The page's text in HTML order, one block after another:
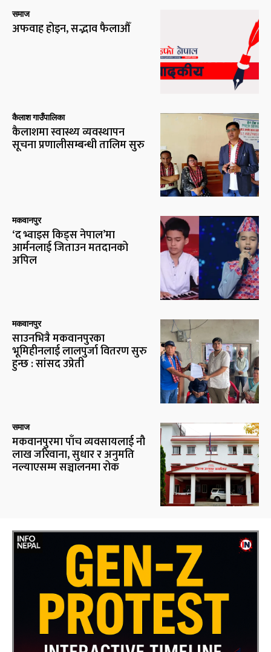
समाज
अफवाह होइन, सद्भाव फैलाऔँ
कैलाश गाउँपालिका
कैलाशमा स्वास्थ्य व्यवस्थापन
सूचना प्रणालीसम्बन्धी तालिम सुरु
मकवानपुर
‘द भ्वाइस किड्स नेपाल’मा
आर्मनलाई जिताउन मतदानको
अपिल
मकवानपुर
साउनभित्रै मकवानपुरका
भूमिहीनलाई लालपुर्जा वितरण सुरु
हुन्छ : सांसद उप्रेती
समाज
मकवानपुरमा पाँच व्यवसायलाई नौ
लाख जरिवाना, सुधार र अनुमति
नल्याएसम्म सञ्चालनमा रोक